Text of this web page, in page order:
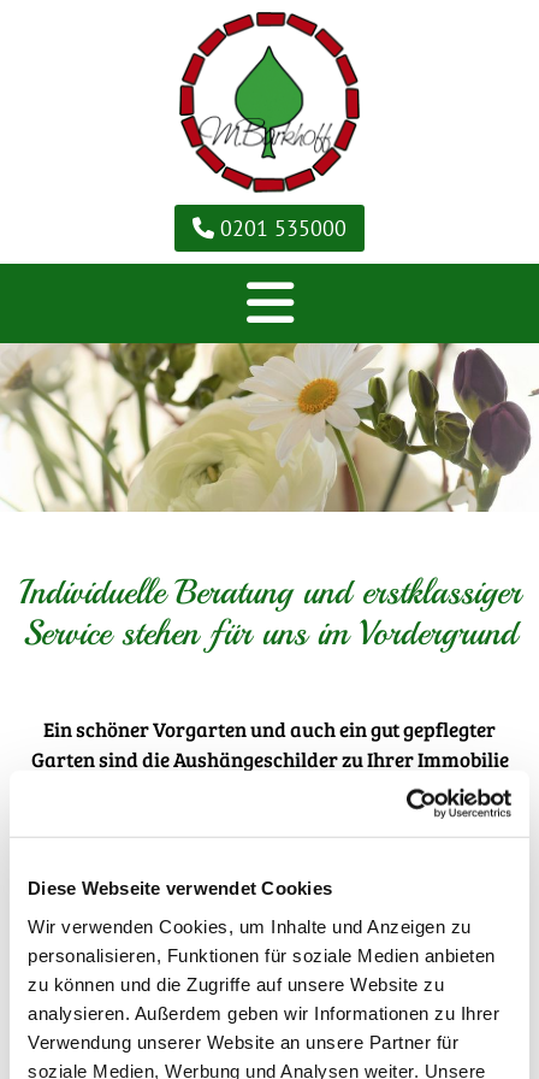
Diese Webseite verwendet Cookies
Wir verwenden Cookies, um Inhalte und Anzeigen zu
personalisieren, Funktionen für soziale Medien anbieten
zu können und die Zugriffe auf unsere Website zu
analysieren. Außerdem geben wir Informationen zu Ihrer
Verwendung unserer Website an unsere Partner für
soziale Medien, Werbung und Analysen weiter. Unsere
0201 535000
Individuelle Beratung und erstklassiger
Service stehen für uns im Vordergrund
Ein schöner Vorgarten und auch ein gut gepflegter
Garten sind die Aushängeschilder zu Ihrer Immobilie
und gehören genau aus diesem Grund in die
professionellen Hände eines Fachbetriebes. Wir vom Max
langjährige Berufserfahrung und haben das notwendige
Umsetzung bis hin zur optimalen Pflege Ihrer
Außenbereiche fachmännisch, kompetent und freundlich
zu unterstützen. Von Beginn Ihrer Auftragserteilung an
planen wir gemeinsam mit Ihnen Ihr Gartenidyll und
verstehen es dabei bestens, Ihre individuellen Ideen und